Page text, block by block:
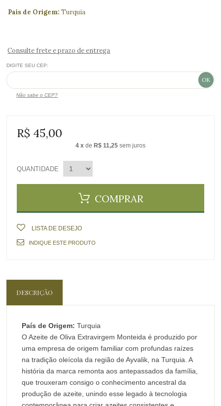
País de Origem:Turquia
Consulte frete e prazo de entrega
DIGITE SEU CEP:
Não sabe o CEP?
R$ 45,00
4 x de R$ 11,25 sem juros
QUANTIDADE
COMPRAR
LISTA DE DESEJO
INDIQUE ESTE PRODUTO
DESCRIÇÃO
País de Origem:Turquia
O Azeite de Oliva Extravirgem Monteida é produzido por
uma empresa de origem familiar com profundas raízes
na tradição oleícola da região de Ayvalik, na Turquia. A
história da marca remonta aos antepassados da família,
que trouxeram consigo o conhecimento ancestral da
produção de azeite, unindo esse legado à tecnologia